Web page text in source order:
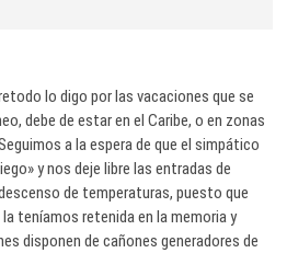
lo digo por las vacaciones que se
debe de estar en el Caribe, o en zonas
a la espera de que el simpático
y nos deje libre las entradas de
de temperaturas, puesto que
teníamos retenida en la memoria y
disponen de cañones generadores de